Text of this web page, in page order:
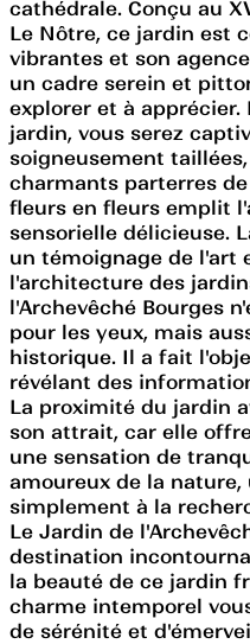
cathédrale. Conçu au
Le Nôtre, ce jardin est
vibrantes et son
un cadre serein et
explorer et à apprécier.
jardin, vous serez
soigneusement
charmants parterres
fleurs en fleurs emplit
sensorielle délicieuse.
un témoignage de l'art
l'architecture des
l'Archevêché Bourges
pour les yeux, mais
historique. Il a fait
révélant des
La proximité du jardin
son attrait, car elle
une sensation de
amoureux de la
simplement à la
Le Jardin de
destination
la beauté de ce jardin
charme intemporel
de sérénité et